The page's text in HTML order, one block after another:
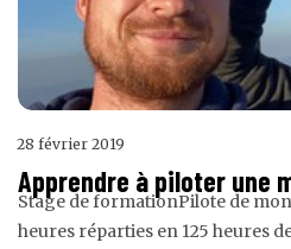
28 février 2019
Apprendre à piloter une
Stage de formationPilote de
heures réparties en 125 heures